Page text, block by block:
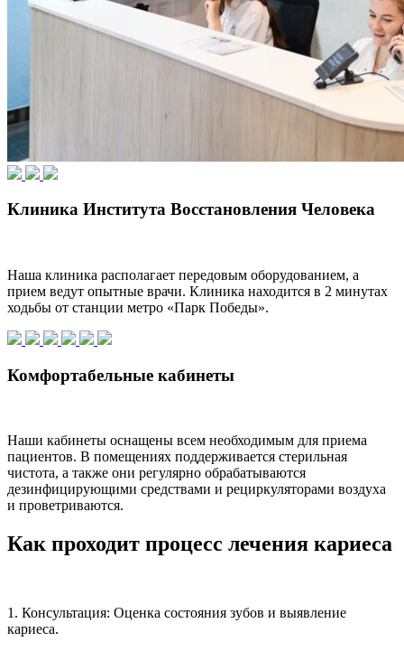
Клиника Института Восстановления Человека
Наша клиника располагает передовым оборудованием, а
прием ведут опытные врачи. Клиника находится в 2 минутах
ходьбы от станции метро «Парк Победы».
Комфортабельные кабинеты
Наши кабинеты оснащены всем необходимым для приема
пациентов. В помещениях поддерживается стерильная
чистота, а также они регулярно обрабатываются
дезинфицирующими средствами и рециркуляторами воздуха
и проветриваются.
Как проходит процесс лечения кариеса
1. Консультация: Оценка состояния зубов и выявление
кариеса.